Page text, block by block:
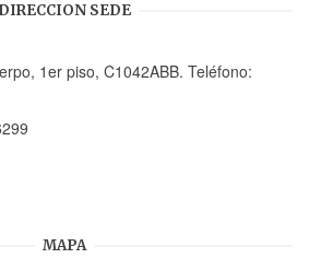
DIRECCION SEDE
1er piso, C1042ABB. Teléfono:
MAPA